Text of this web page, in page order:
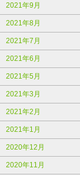
2021年9月
2021年8月
2021年7月
2021年6月
2021年5月
2021年3月
2021年2月
2021年1月
2020年12月
2020年11月